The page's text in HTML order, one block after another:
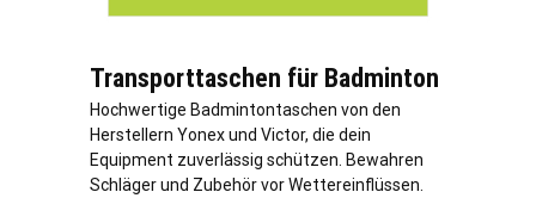
Transporttaschen für Badminton
Hochwertige Badmintontaschen von den
Herstellern Yonex und Victor, die dein
Equipment zuverlässig schützen. Bewahren
Schläger und Zubehör vor Wettereinflüssen.